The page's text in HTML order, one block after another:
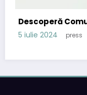
Descoperă
5 iulie 2024 press